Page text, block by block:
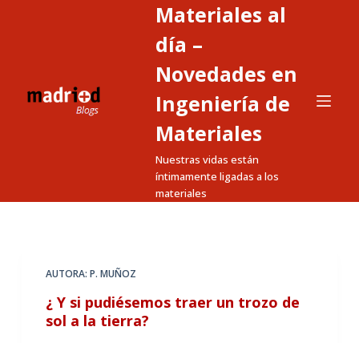
o
Materiales al
día –
Novedades en
Ingeniería de
Materiales
Nuestras vidas están
íntimamente ligadas a los
materiales
AUTORA: P. MUÑOZ
¿ Y si pudiésemos traer un trozo de
sol a la tierra?